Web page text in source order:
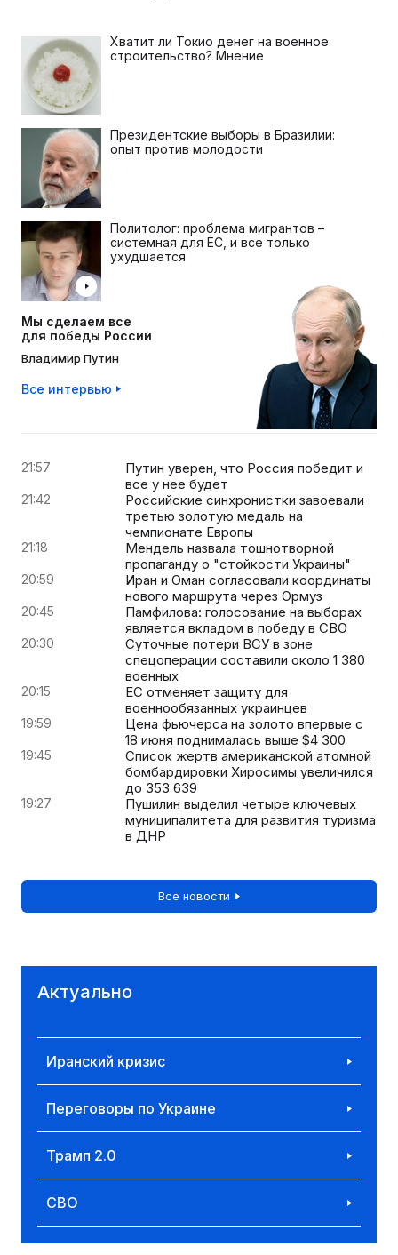
Хватит ли Токио денег на военное
строительство? Мнение
Президентские выборы в Бразилии:
опыт против молодости
Политолог: проблема мигрантов –
системная для ЕС, и все только
ухудшается
Мы сделаем все
для победы России
Владимир Путин
Все интервью
21:57
Путин уверен, что Россия победит и
все у нее будет
21:42
Российские синхронистки завоевали
третью золотую медаль на
чемпионате Европы
21:18
Мендель назвала тошнотворной
пропаганду о "стойкости Украины"
20:59
Иран и Оман согласовали координаты
нового маршрута через Ормуз
20:45
Памфилова: голосование на выборах
является вкладом в победу в СВО
20:30
Суточные потери ВСУ в зоне
спецоперации составили около 1 380
военных
20:15
ЕС отменяет защиту для
военнообязанных украинцев
19:59
Цена фьючерса на золото впервые с
18 июня поднималась выше $4 300
19:45
Список жертв американской атомной
бомбардировки Хиросимы увеличился
до 353 639
19:27
Пушилин выделил четыре ключевых
муниципалитета для развития туризма
в ДНР
Все новости
Актуально
Иранский кризис
Переговоры по Украине
Трамп 2.0
СВО